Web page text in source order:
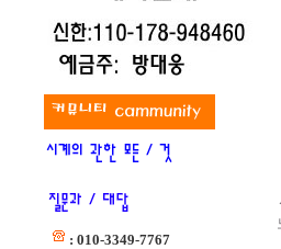
: 010-3349-7767